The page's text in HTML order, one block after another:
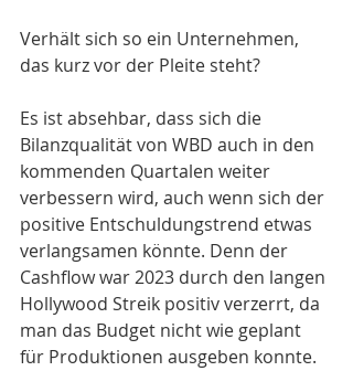
Verhält sich so ein Unternehmen,
das kurz vor der Pleite steht?
Es ist absehbar, dass sich die
Bilanzqualität von WBD auch in den
kommenden Quartalen weiter
verbessern wird, auch wenn sich der
positive Entschuldungstrend etwas
verlangsamen könnte. Denn der
Cashflow war 2023 durch den langen
Hollywood Streik positiv verzerrt, da
man das Budget nicht wie geplant
für Produktionen ausgeben konnte.